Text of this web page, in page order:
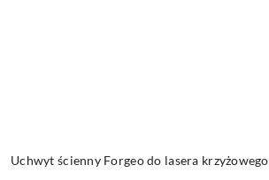
Uchwyt ścienny Forgeo do lasera krzyżowego